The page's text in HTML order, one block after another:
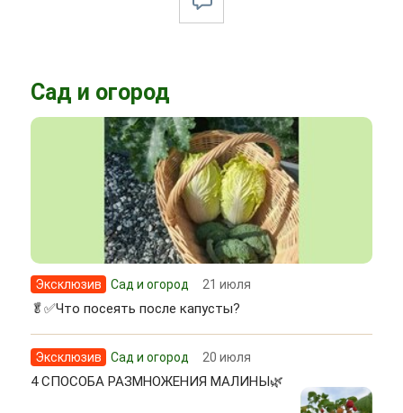
Сад и огород
Эксклюзив Сад и огород 21 июля
🥬✅Что посеять после капусты?
Эксклюзив Сад и огород 20 июля
4 СПОСОБА РАЗМНОЖЕНИЯ МАЛИНЫ🌿